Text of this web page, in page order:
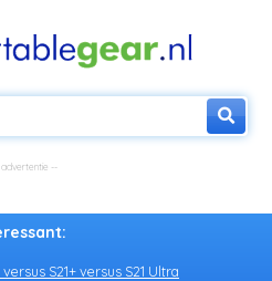
S21+ versus S21 Ultra